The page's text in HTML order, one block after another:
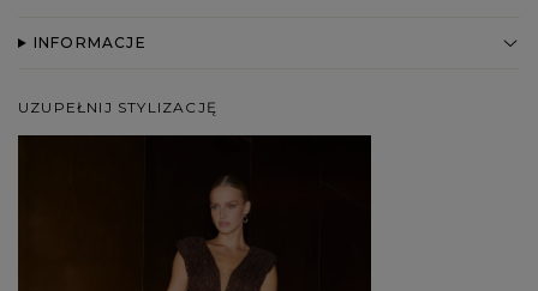
INFORMACJE
UZUPEŁNIJ STYLIZACJĘ